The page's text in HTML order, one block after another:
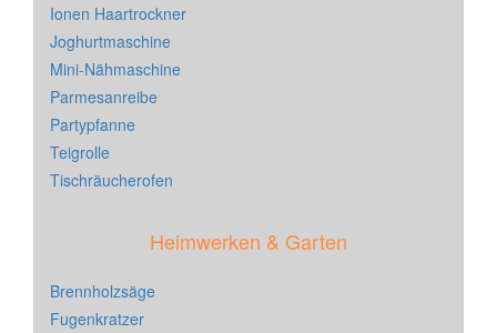
Ionen Haartrockner
Joghurtmaschine
Mini-Nähmaschine
Parmesanreibe
Partypfanne
Teigrolle
Tischräucherofen
Heimwerken & Garten
Brennholzsäge
Fugenkratzer